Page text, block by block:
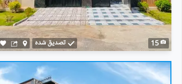
15 تصدیق شدہ